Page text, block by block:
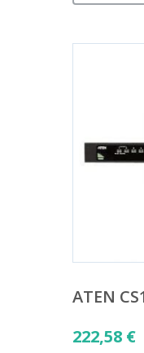
ATEN
222,58 €